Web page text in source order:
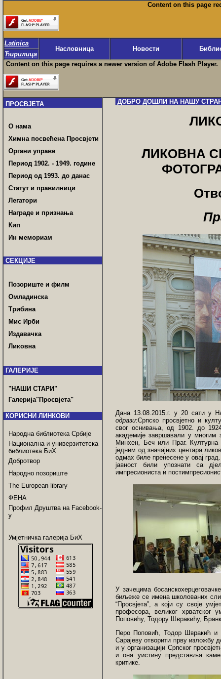
Content on this page
Latinica
Насловница Новости
Ћирилица
Content on this page requires a newer version of Adobe Flash Player.
ПРОСВЈЕТА
О нама
Химна посвећена Просвјети
Органи управе
Период 1902. - 1949. године
Период од 1993. до данас
Статут и правилници
Легатори
Награде и признања
Кип
Ин мемориам
СЕКЦИЈЕ
Позориште и филм
Омладинска
Трибина
Мис Ирби
Издавачка
Ликовна
ГАЛЕРИЈЕ
"НАШИ СТАРИ"
Галерија"Просвјета"
КОРИСНИ ЛИНКОВИ
Народна библиотека Србије
Национална и универзитетска
библиотека БиХ
Добротвор
Народно позориште
The European library
ФЕНА
Профил Друштва на Facebook-
у
Умјетничка галерија БиХ
ДОБРО ДОШЛИ НА НАШУ
ЛИКОВНА
Дана 13.08.2015.г. у 20 сати у
одрази:Српско просвјетно и
свог оснивања, од 1902. до
академије завршавали у многим
Минхен, Беч или Праг. Културна
једним од значајних центара
одмах биле пренесене у овај
јавност били упознати са
импресиониста и
У зачецима
биљеже се имена школованих
“Просвјета”, а који су своје
професора, великог хрватског
Поповићу, Тодору Швракићу,
Перо Поповић, Тодор Швракић и
Сарајеву отворити прву изложбу
и у организацији Српског
и она уистину представља
критике.